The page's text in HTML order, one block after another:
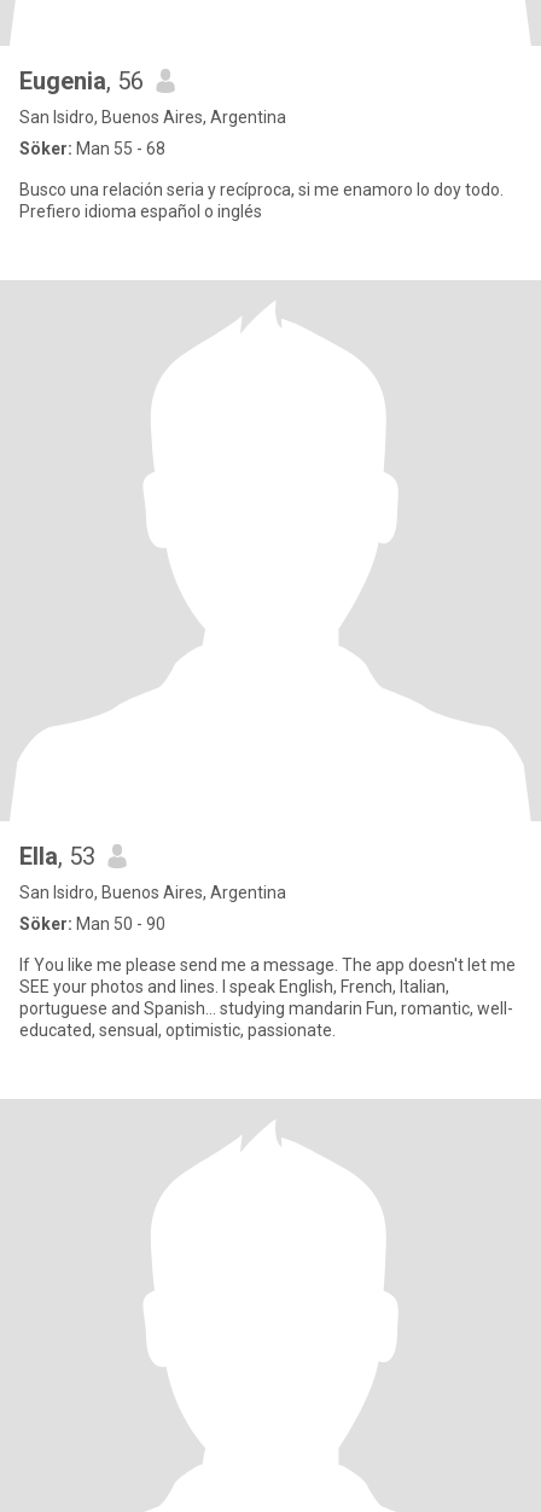
Eugenia, 56
San Isidro, Buenos Aires, Argentina
Söker: Man 55 - 68
Busco una relación seria y recíproca, si me enamoro lo doy todo.
Prefiero idioma español o inglés
Ella, 53
San Isidro, Buenos Aires, Argentina
Söker: Man 50 - 90
If You like me please send me a message. The app doesn't let me
SEE your photos and lines. I speak English, French, Italian,
portuguese and Spanish... studying mandarin Fun, romantic, well-
educated, sensual, optimistic, passionate.